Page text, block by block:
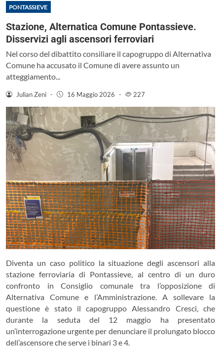
PONTASSIEVE
Stazione, Alternatica Comune Pontassieve.
Disservizi agli ascensori ferroviari
Nel corso del dibattito consiliare il capogruppo di Alternativa
Comune ha accusato il Comune di avere assunto un
atteggiamento...
Julian Zeni - 16 Maggio 2026 - 227
Diventa un caso politico la situazione degli ascensori alla
stazione ferroviaria di Pontassieve, al centro di un duro
confronto in Consiglio comunale tra l’opposizione di
Alternativa Comune e l’Amministrazione. A sollevare la
questione è stato il capogruppo Alessandro Cresci, che
durante la seduta del 12 maggio ha presentato
un’interrogazione urgente per denunciare il prolungato blocco
dell’ascensore che serve i binari 3 e 4.